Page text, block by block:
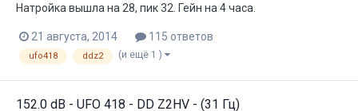
Натройка вышла на 28, пик 32. Гейн на 4 часа.
21 августа, 2014 115 ответов
ufo418 ddz2 (и ещё 1 )
152.0 dB - UFO 418 - DD Z2HV - (31 Гц)